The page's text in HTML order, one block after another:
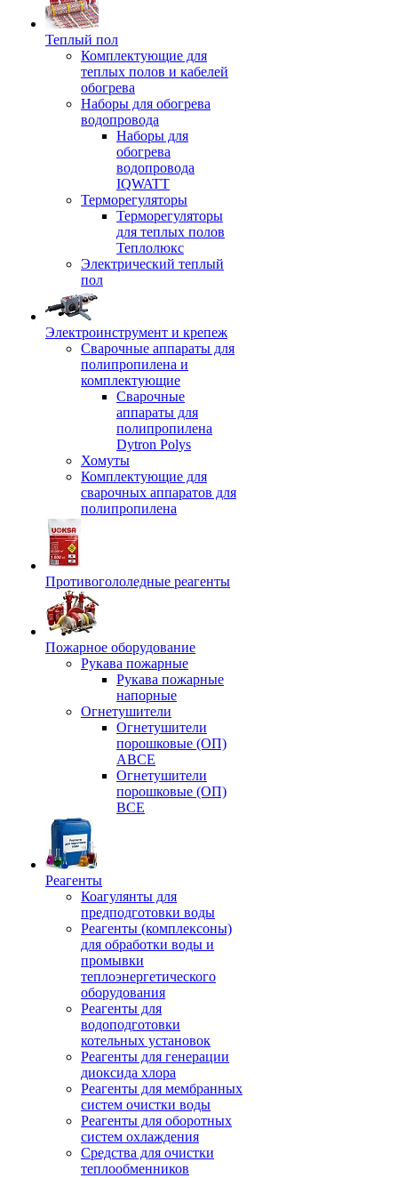
Теплый пол
Комплектующие для
теплых полов и кабелей
обогрева
Наборы для обогрева
водопровода
Наборы для
обогрева
водопровода
IQWATT
Терморегуляторы
Терморегуляторы
для теплых полов
Теплолюкс
Электрический теплый
пол
Электроинструмент и крепеж
Сварочные аппараты для
полипропилена и
комплектующие
Сварочные
аппараты для
полипропилена
Dytron Polys
Хомуты
Комплектующие для
сварочных аппаратов для
полипропилена
Противогололедные реагенты
Пожарное оборудование
Рукава пожарные
Рукава пожарные
напорные
Огнетушители
Огнетушители
порошковые (ОП)
АВСЕ
Огнетушители
порошковые (ОП)
ВСЕ
Реагенты
Коагулянты для
предподготовки воды
Реагенты (комплексоны)
для обработки воды и
промывки
теплоэнергетического
оборудования
Реагенты для
водоподготовки
котельных установок
Реагенты для генерации
диоксида хлора
Реагенты для мембранных
систем очистки воды
Реагенты для оборотных
систем охлаждения
Средства для очистки
теплообменников